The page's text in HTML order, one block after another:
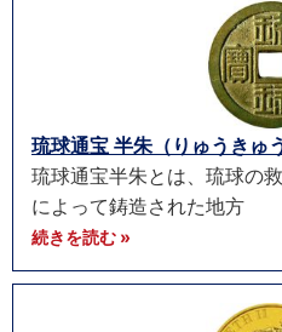
琉球通宝 半朱（りゅうきゅ
琉球通宝半朱とは、琉球の
によって鋳造された地方
続きを読む »